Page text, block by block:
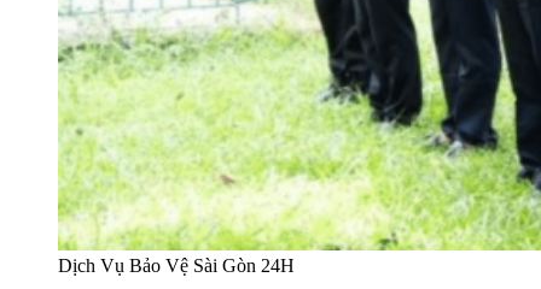
Dịch Vụ Bảo Vệ Sài Gòn 24H